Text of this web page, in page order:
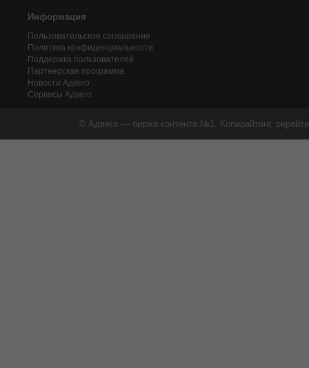
Информация
Пользовательское соглашение
Политика конфиденциальности
Поддержка пользователей
Партнерская программа
Новости Адвего
Сервисы Адвего
© Адвего — биржа контента №1. Копирайтинг,